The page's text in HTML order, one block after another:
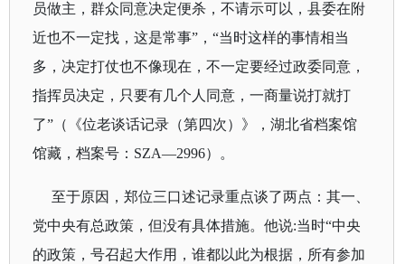
员做主，群众同意决定便杀，不请示可以，县委在附
近也不一定找，这是常事”，“当时这样的事情相当
多，决定打仗也不像现在，不一定要经过政委同意，
指挥员决定，只要有几个人同意，一商量说打就打
了”（《位老谈话记录（第四次）》，湖北省档案馆
馆藏，档案号： SZA—2996）。
至于原因，郑位三口述记录重点谈了两点：其一、
党中央有总政策，但没有具体措施。他说:当时“中央
的政策，号召起大作用，谁都以此为根据，所有参加